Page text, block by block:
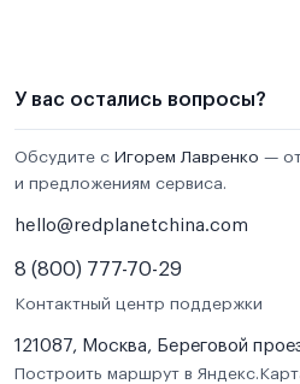
У вас остались вопросы?
Обсудите с Игорем Лавренко —
и предложениям сервиса.
hello@redplanetchina.com
8 (800) 777-70-29
Контактный центр поддержки
121087, Москва, Береговой
Построить маршрут в